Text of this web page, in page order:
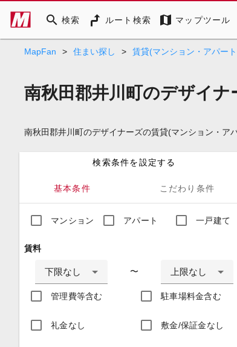
search 検索 ルート検索 map マップツール
MapFan > 住まい探し > 賃貸(マンション・アパー
南秋田郡井川町のデザイ
南秋田郡井川町のデザイナーズの賃貸(マンション・ア
検索条件を設定する
基本条件 こだわり条件
マンション アパート 一戸建て
賃料
下限なし 〜 上限なし
管理費等含む 駐車場料金含む
礼金なし 敷金/保証金なし